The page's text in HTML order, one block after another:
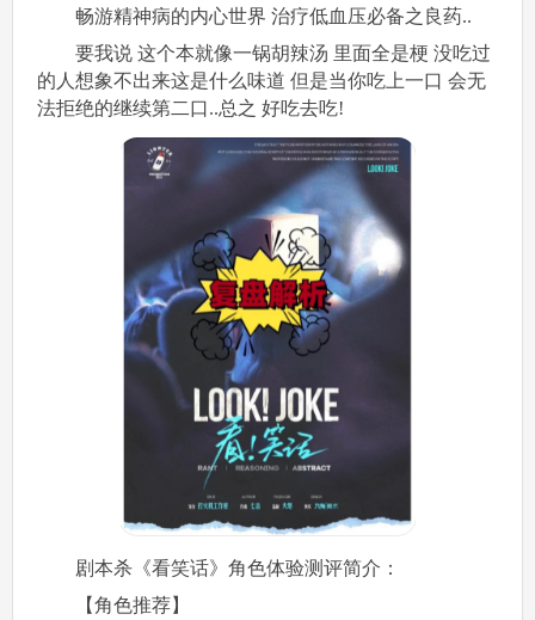
畅游精神病的内心世界 治疗低血压必备之良药..
要我说 这个本就像一锅胡辣汤 里面全是梗 没吃过
的人想象不出来这是什么味道 但是当你吃上一口 会无
法拒绝的继续第二口..总之 好吃去吃!
剧本杀《看笑话》角色体验测评简介：
【角色推荐】